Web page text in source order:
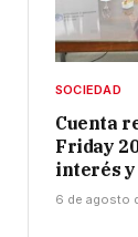
SOCIEDAD
Cuenta
Friday
interés
6 de agosto